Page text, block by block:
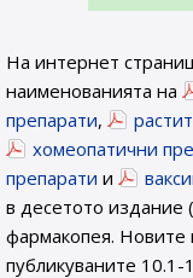
На интернет
наименованията на
препарати,
хомеопатични
препарати и
в десетото издание
фармакопея.
публикуваните